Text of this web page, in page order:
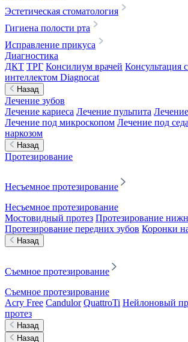
Эстетическая стоматология
Гигиена полости рта
Исправление прикуса
Диагностика
ДКТ ТРГ Консилиум врачей Консультация
интеллектом Diagnocat
Назад
Лечение зубов
Лечение кариеса Лечение пульпита
Лечение под микроскопом Лечение под
наркозом
Назад
Протезирование
Несъемное протезирование
Несъемное протезирование
Мостовидный протез Протезирование
Протезирование передних зубов Коронки
Назад
Съемное протезирование
Съемное протезирование
Acry Free Candulor QuattroTi Нейлоновый
протез
Назад
Назад